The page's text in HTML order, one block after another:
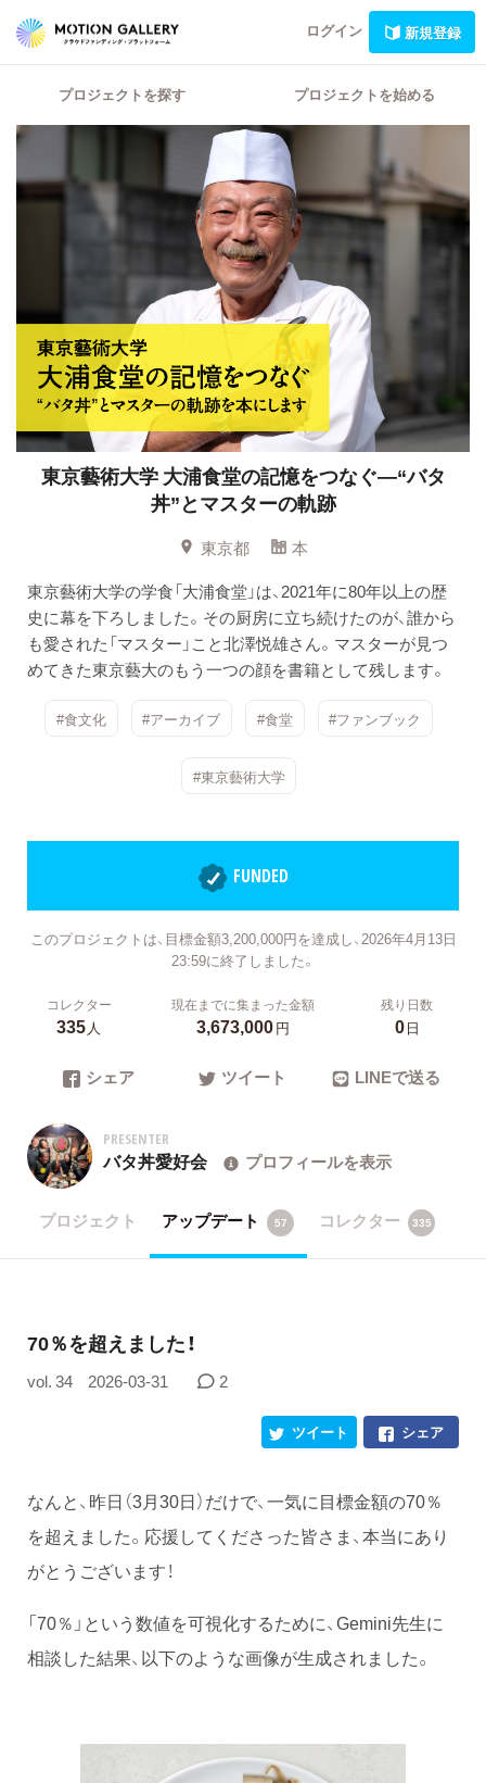
ログイン 新規登録
プロジェクトを探す プロジェクトを始める
東京藝術大学 大浦食堂の記憶をつなぐ―“バタ
丼”とマスターの軌跡
東京都
本
東京藝術大学の学食「大浦食堂」は、2021年に80年以上の歴
史に幕を下ろしました。その厨房に立ち続けたのが、誰から
も愛された「マスター」こと北澤悦雄さん。マスターが見つ
めてきた東京藝大のもう一つの顔を書籍として残します。
#食文化 #アーカイブ #食堂 #ファンブック
#東京藝術大学
FUNDED
このプロジェクトは、目標金額3,200,000円を達成し、2026年4月13日
23:59に終了しました。
コレクター
335人
現在までに集まった金額
3,673,000円
残り日数
0日
シェア ツイート LINEで送る
PRESENTER
バタ丼愛好会 プロフィールを表示
プロジェクト アップデート 57 コレクター 335
70％を超えました！
vol. 34 2026-03-31 2
シェア
ツイート
なんと、昨日（3月30日）だけで、一気に目標金額の70％
を超えました。応援してくださった皆さま、本当にあり
がとうございます！
「70％」という数値を可視化するために、Gemini先生に
相談した結果、以下のような画像が生成されました。